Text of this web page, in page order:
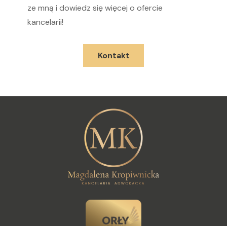
ze mną i dowiedz się więcej o ofercie
kancelarii!
Kontakt